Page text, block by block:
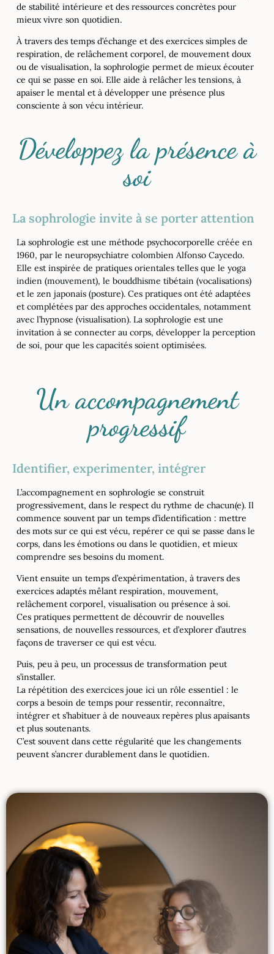
de stabilité intérieure et des ressources concrètes pour
mieux vivre son quotidien.
À travers des temps d’échange et des exercices simples de
respiration, de relâchement corporel, de mouvement doux
ou de visualisation, la sophrologie permet de mieux écouter
ce qui se passe en soi. Elle aide à relâcher les tensions, à
apaiser le mental et à développer une présence plus
consciente à son vécu intérieur.
Développez la présence à
soi
La sophrologie invite à se porter attention
La sophrologie est une méthode psychocorporelle créée en
1960, par le neuropsychiatre colombien Alfonso Caycedo.
Elle est inspirée de pratiques orientales telles que le yoga
indien (mouvement), le bouddhisme tibétain (vocalisations)
et le zen japonais (posture). Ces pratiques ont été adaptées
et complétées par des approches occidentales, notamment
avec l’hypnose (visualisation). La sophrologie est une
invitation à se connecter au corps, développer la perception
de soi, pour que les capacités soient optimisées.
Un accompagnement
progressif
Identifier, experimenter, intégrer
L’accompagnement en sophrologie se construit
progressivement, dans le respect du rythme de chacun(e). Il
commence souvent par un temps d’identification : mettre
des mots sur ce qui est vécu, repérer ce qui se passe dans le
corps, dans les émotions ou dans le quotidien, et mieux
comprendre ses besoins du moment.
Vient ensuite un temps d’expérimentation, à travers des
exercices adaptés mêlant respiration, mouvement,
relâchement corporel, visualisation ou présence à soi.
Ces pratiques permettent de découvrir de nouvelles
sensations, de nouvelles ressources, et d’explorer d’autres
façons de traverser ce qui est vécu.
Puis, peu à peu, un processus de transformation peut
s’installer.
La répétition des exercices joue ici un rôle essentiel : le
corps a besoin de temps pour ressentir, reconnaître,
intégrer et s’habituer à de nouveaux repères plus apaisants
et plus soutenants.
C’est souvent dans cette régularité que les changements
peuvent s’ancrer durablement dans le quotidien.